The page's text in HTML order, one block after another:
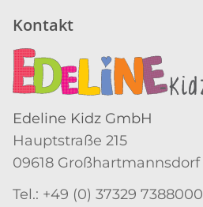
Kontakt
Edeline Kidz GmbH
Hauptstraße 215
09618 Großhartmannsdorf
Tel.: +49 (0) 37329 7388000